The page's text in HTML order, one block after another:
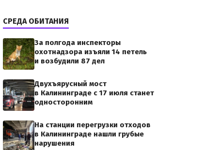
СРЕДА ОБИТАНИЯ
За полгода инспекторы
охотнадзора изъяли 14 петель
и возбудили 87 дел
Двухъярусный мост
в Калининграде с 17 июля станет
односторонним
На станции перегрузки отходов
в Калининграде нашли грубые
нарушения